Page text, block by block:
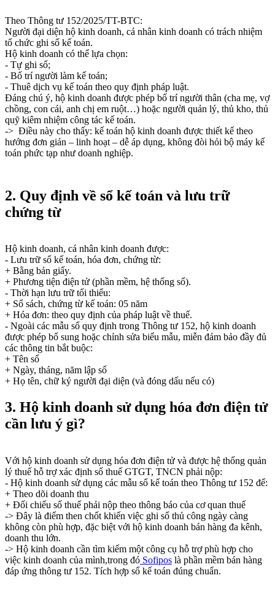
Theo Thông tư 152/2025/TT-BTC:
Người đại diện hộ kinh doanh, cá nhân kinh doanh có trách nhiệm
tổ chức ghi sổ kế toán.
Hộ kinh doanh có thể lựa chọn:
- Tự ghi sổ;
- Bố trí người làm kế toán;
- Thuê dịch vụ kế toán theo quy định pháp luật.
Đáng chú ý, hộ kinh doanh được phép bố trí người thân (cha mẹ, vợ
chồng, con cái, anh chị em ruột…) hoặc người quản lý, thủ kho, thủ
quỹ kiêm nhiệm công tác kế toán.
-> Điều này cho thấy: kế toán hộ kinh doanh được thiết kế theo
hướng đơn giản – linh hoạt – dễ áp dụng, không đòi hỏi bộ máy kế
toán phức tạp như doanh nghiệp.
2. Quy định về sổ kế toán và lưu trữ
chứng từ
Hộ kinh doanh, cá nhân kinh doanh được:
- Lưu trữ sổ kế toán, hóa đơn, chứng từ:
+ Bằng bản giấy.
+ Phương tiện điện tử (phần mềm, hệ thống số).
- Thời hạn lưu trữ tối thiểu:
+ Sổ sách, chứng từ kế toán: 05 năm
+ Hóa đơn: theo quy định của pháp luật về thuế.
- Ngoài các mẫu sổ quy định trong Thông tư 152, hộ kinh doanh
được phép bổ sung hoặc chỉnh sửa biểu mẫu, miễn đảm bảo đầy đủ
các thông tin bắt buộc:
+ Tên sổ
+ Ngày, tháng, năm lập sổ
+ Họ tên, chữ ký người đại diện (và đóng dấu nếu có)
3. Hộ kinh doanh sử dụng hóa đơn điện tử
cần lưu ý gì?
Với hộ kinh doanh sử dụng hóa đơn điện tử và được hệ thống quản
lý thuế hỗ trợ xác định số thuế GTGT, TNCN phải nộp:
- Hộ kinh doanh sử dụng các mẫu sổ kế toán theo Thông tư 152 để:
+ Theo dõi doanh thu
+ Đối chiếu số thuế phải nộp theo thông báo của cơ quan thuế
-> Đây là điểm then chốt khiến việc ghi sổ thủ công ngày càng
không còn phù hợp, đặc biệt với hộ kinh doanh bán hàng đa kênh,
doanh thu lớn.
-> Hộ kinh doanh cần tìm kiếm một công cụ hỗ trợ phù hợp cho
việc kinh doanh của mình,trong đó Sofipos là phần mềm bán hàng
đáp ứng thông tư 152. Tích hợp sổ kế toán đúng chuẩn.